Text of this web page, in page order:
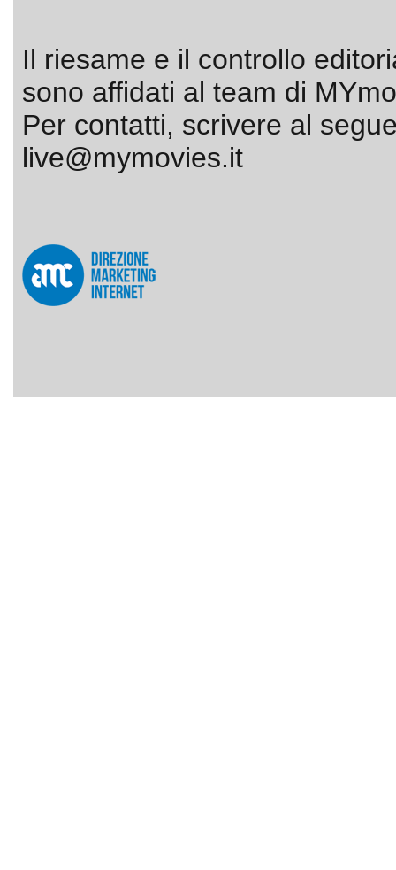
Il riesame e il controllo
sono affidati al team di
Per contatti, scrivere al
live@mymovies.it